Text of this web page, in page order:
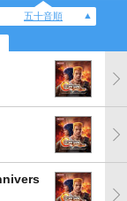
五十音順